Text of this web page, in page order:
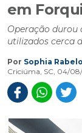
em
Operação durou
utilizados cerca
Por Sophia Rabelo
Criciúma, SC, 04/